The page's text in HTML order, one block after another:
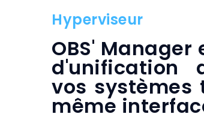
Hyperviseur
OBS'
d'unification
vos systèmes
même